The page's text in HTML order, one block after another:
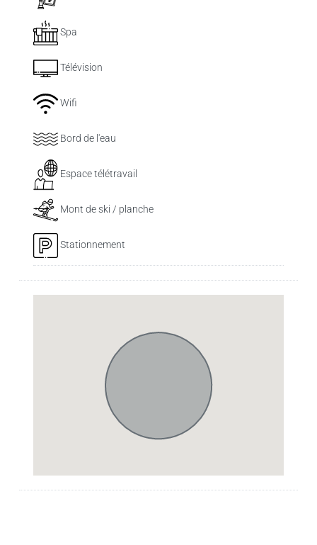
Spa
Télévision
Wifi
Bord de l'eau
Espace télétravail
Mont de ski / planche
Stationnement